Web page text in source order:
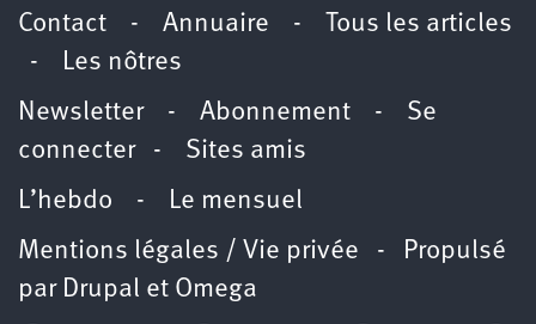
Contact - Annuaire - Tous les articles
-
Les nôtres
Newsletter- Abonnement - Se
connecter- Sites amis
L’hebdo -
Le mensuel
Mentions légales / Vie privée - Propulsé
par Drupal et Omega